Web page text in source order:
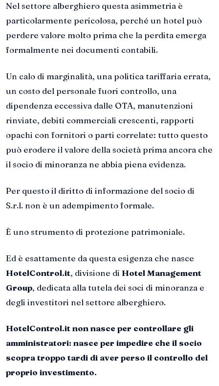
Nel settore alberghiero questa asimmetria è
particolarmente pericolosa, perché un hotel può
perdere valore molto prima che la perdita emerga
formalmente nei documenti contabili.
Un calo di marginalità, una politica tariffaria errata,
un costo del personale fuori controllo, una
dipendenza eccessiva dalle OTA, manutenzioni
rinviate, debiti commerciali crescenti, rapporti
opachi con fornitori o parti correlate: tutto questo
può erodere il valore della società prima ancora che
il socio di minoranza ne abbia piena evidenza.
Per questo il diritto di informazione del socio di
S.r.l. non è un adempimento formale.
È uno strumento di protezione patrimoniale.
Ed è esattamente da questa esigenza che nasce
HotelControl.it, divisione di Hotel Management
Group, dedicata alla tutela dei soci di minoranza e
degli investitori nel settore alberghiero.
HotelControl.it non nasce per controllare gli
amministratori: nasce per impedire che il socio
scopra troppo tardi di aver perso il controllo del
proprio investimento.